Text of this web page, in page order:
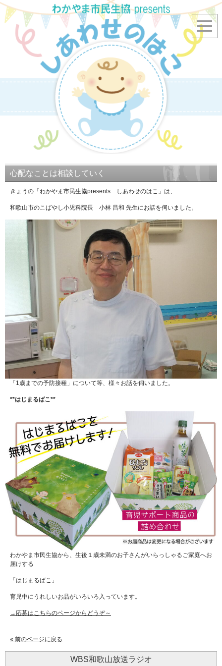
心配なことは相談していく
きょうの「わかやま市民生協presents しあわせのはこ」は、
和歌山市のこばやし小児科院長 小林 昌和 先生にお話を伺いました。
「1歳までの予防接種」について等、様々お話を伺いました。
**はじまるばこ**
わかやま市民生協から、生後１歳未満のお子さんがいらっしゃるご家庭へお
届けする
「はじまるばこ」
育児中にうれしいお品がいろいろ入っています。
→応募はこちらのページからどうぞ～
« 前のページに戻る
WBS和歌山放送ラジオ